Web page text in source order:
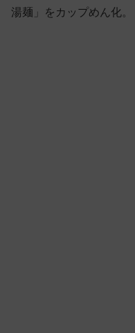
湯麺」をカップめん化。